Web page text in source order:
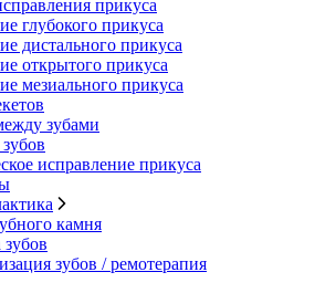
прикуса
глубокого прикуса
дистального прикуса
открытого прикуса
мезиального прикуса
зубами
исправление прикуса
камня
зубов / ремотерапия